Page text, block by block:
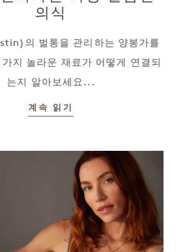
의식
의 벌통을 관리하는 양봉가를
지 놀라운 재료가 어떻게 연결되
는지 알아보세요...
계속 읽기